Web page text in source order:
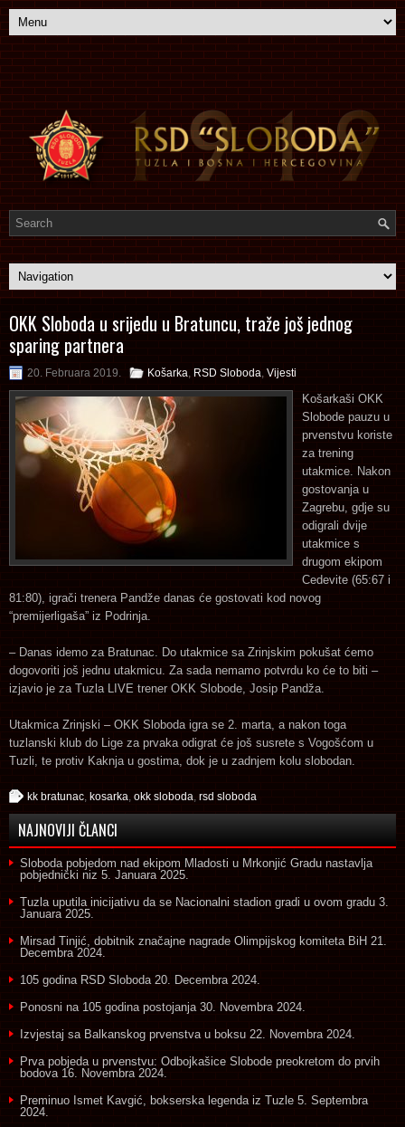
OKK Sloboda u srijedu u Bratuncu, traže još jednog
sparing partnera
20. Februara 2019. Košarka RSD Sloboda Vijesti
Košarkaši OKK
Slobode pauzu u
prvenstvu koriste
za trening
utakmice. Nakon
gostovanja u
Zagrebu, gdje su
odigrali dvije
utakmice s
drugom ekipom
Cedevite (65:67 i
81:80), igrači trenera Pandže danas će gostovati kod novog
“premijerligaša” iz Podrinja.
– Danas idemo za Bratunac. Do utakmice sa Zrinjskim pokušat ćemo
dogovoriti još jednu utakmicu. Za sada nemamo potvrdu ko će to biti –
izjavio je za Tuzla LIVE trener OKK Slobode, Josip Pandža.
Utakmica Zrinjski – OKK Sloboda igra se 2. marta, a nakon toga
tuzlanski klub do Lige za prvaka odigrat će još susrete s Vogošćom u
Tuzli, te protiv Kaknja u gostima, dok je u zadnjem kolu slobodan.
kk bratunac kosarka okk sloboda rsd sloboda
NAJNOVIJI ČLANCI
Sloboda pobjedom nad ekipom Mladosti u Mrkonjić Gradu nastavlja
pobjednički niz 5. Januara 2025.
Tuzla uputila inicijativu da se Nacionalni stadion gradi u ovom gradu 3.
Januara 2025.
Mirsad Tinjić, dobitnik značajne nagrade Olimpijskog komiteta BiH 21.
Decembra 2024.
105 godina RSD Sloboda 20. Decembra 2024.
Ponosni na 105 godina postojanja 30. Novembra 2024.
Izvjestaj sa Balkanskog prvenstva u boksu 22. Novembra 2024.
Prva pobjeda u prvenstvu: Odbojkašice Slobode preokretom do prvih
bodova 16. Novembra 2024.
Preminuo Ismet Kavgić, bokserska legenda iz Tuzle 5. Septembra
2024.